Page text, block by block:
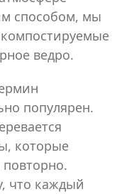
способом, мы
ведро.
популярен.
которые
что каждый